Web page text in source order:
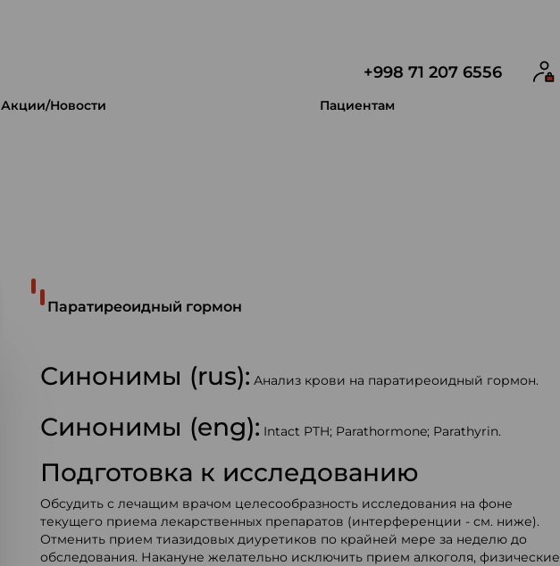
+998 71 207 6556
Акции/Новости Пациентам
Паратиреоидный гормон
Синонимы (rus): Анализ крови на паратиреоидный гормон.
Синонимы (eng): Intact PTH; Parathormone; Parathyrin.
Подготовка к исследованию
Обсудить с лечащим врачом целесообразность исследования на фоне
текущего приема лекарственных препаратов (интерференции - см. ниже).
Отменить прием тиазидовых диуретиков по крайней мере за неделю до
обследования. Накануне желательно исключить прием алкоголя, физические